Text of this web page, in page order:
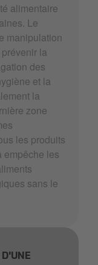
alimentaire
Le
manipulation
la
des
et la
la
zone
les produits
empêche les
sans le